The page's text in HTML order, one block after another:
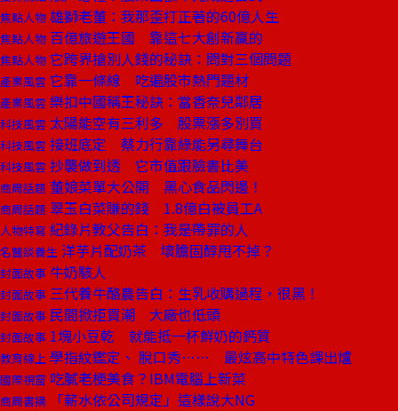
焦點人物 雄獅老董：我那歪打正著的60億人生
焦點人物 百億旅遊王國 靠這七大創新贏的
焦點人物 它跨界搶別人錢的秘訣：問對三個問題
產業風雲 它靠一條線 吃遍股市熱門題材
產業風雲 樂扣中國稱王秘訣：當香奈兒鄰居
科技風雲 太陽能空有三利多 股票漲多別買
科技風雲 接班底定 蔡力行靠綠能另尋舞台
科技風雲 抄襲做到透 它市值跟臉書比美
商周話題 董娘菜單大公開 黑心食品閃邊！
商周話題 翠玉白菜賺的錢 1.8億白被員工A
人物特寫 紀錄片教父告白：我是帶罪的人
名醫談養生 洋芋片配奶茶 壞膽固醇甩不掉？
封面故事 牛奶駭人
封面故事 三代養牛酪農告白：生乳收購過程，很黑！
封面故事 民間掀拒買潮 大廠也低頭
封面故事 1塊小豆乾 就能抵一杯鮮奶的鈣質
教育線上 學指紋鑑定、 脫口秀…… 最炫高中特色課出爐
國際視窗 吃膩老梗美食？IBM電腦上新菜
商周書摘 「薪水依公司規定」這樣說大NG